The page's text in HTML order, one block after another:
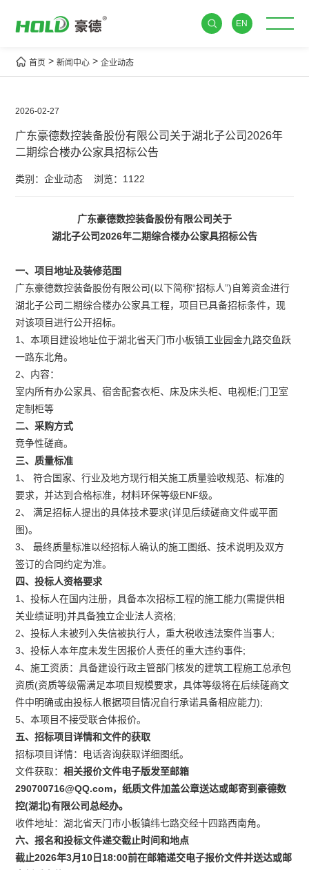
EN
首页 >新闻中心 >企业动态
2026-02-27
广东豪德数控装备股份有限公司关于湖北子公司2026年
二期综合楼办公家具招标公告
类别：企业动态 浏览：1122
广东豪德数控装备股份有限公司关于
湖北子公司2026年二期综合楼办公家具招标公告
一、项目地址及装修范围
广东豪德数控装备股份有限公司(以下简称“招标人”)自筹资金进行
湖北子公司二期综合楼办公家具工程，项目已具备招标条件，现
对该项目进行公开招标。
1、本项目建设地址位于湖北省天门市小板镇工业园金九路交鱼跃
一路东北角。
2、内容：
室内所有办公家具、宿舍配套衣柜、床及床头柜、电视柜;门卫室
定制柜等
二、采购方式
竞争性磋商。
三、质量标准
1、 符合国家、行业及地方现行相关施工质量验收规范、标准的
要求，并达到合格标准，材料环保等级ENF级。
2、 满足招标人提出的具体技术要求(详见后续磋商文件或平面
图)。
3、 最终质量标准以经招标人确认的施工图纸、技术说明及双方
签订的合同约定为准。
四、投标人资格要求
1、投标人在国内注册，具备本次招标工程的施工能力(需提供相
关业绩证明)并具备独立企业法人资格;
2、投标人未被列入失信被执行人，重大税收违法案件当事人;
3、投标人本年度未发生因报价人责任的重大违约事件;
4、施工资质：具备建设行政主管部门核发的建筑工程施工总承包
资质(资质等级需满足本项目规模要求，具体等级将在后续磋商文
件中明确或由投标人根据项目情况自行承诺具备相应能力);
5、本项目不接受联合体报价。
五、招标项目详情和文件的获取
招标项目详情：电话咨询获取详细图纸。
文件获取：相关报价文件电子版发至邮箱
290700716@QQ.com，纸质文件加盖公章送达或邮寄到豪德数
控(湖北)有限公司总经办。
收件地址：湖北省天门市小板镇纬七路交经十四路西南角。
六、报名和投标文件递交截止时间和地点
截止2026年3月10日18:00前在邮箱递交电子报价文件并送达或邮